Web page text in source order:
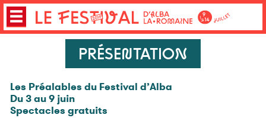
PRÉSENTATION
Les Préalables du Festival d’Alba
Du 3 au 9 juin
Spectacles gratuits